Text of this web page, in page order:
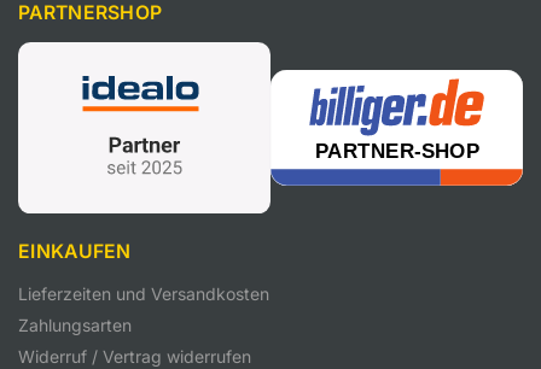
PARTNERSHOP
EINKAUFEN
Lieferzeiten und Versandkosten
Zahlungsarten
Widerruf / Vertrag widerrufen